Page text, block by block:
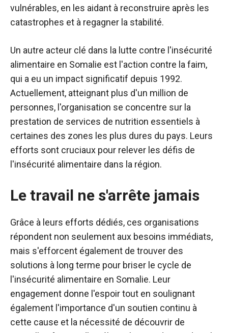
vulnérables, en les aidant à reconstruire après les
catastrophes et à regagner la stabilité.
Un autre acteur clé dans la lutte contre l'insécurité
alimentaire en Somalie est l'action contre la faim,
qui a eu un impact significatif depuis 1992.
Actuellement, atteignant plus d'un million de
personnes, l'organisation se concentre sur la
prestation de services de nutrition essentiels à
certaines des zones les plus dures du pays. Leurs
efforts sont cruciaux pour relever les défis de
l'insécurité alimentaire dans la région.
Le travail ne s'arrête jamais
Grâce à leurs efforts dédiés, ces organisations
répondent non seulement aux besoins immédiats,
mais s'efforcent également de trouver des
solutions à long terme pour briser le cycle de
l'insécurité alimentaire en Somalie. Leur
engagement donne l'espoir tout en soulignant
également l'importance d'un soutien continu à
cette cause et la nécessité de découvrir de